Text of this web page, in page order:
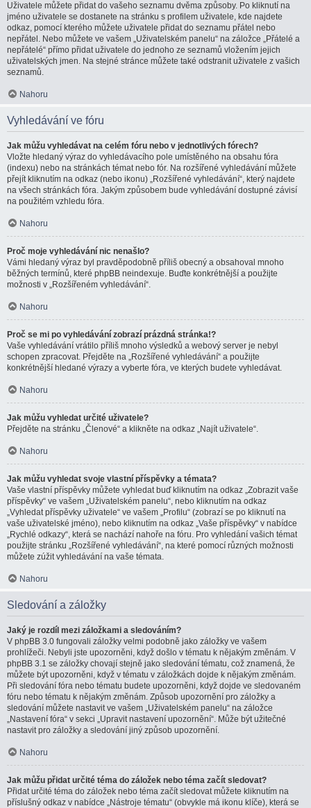
Uživatele můžete přidat do vašeho seznamu dvěma způsoby. Po kliknutí na
jméno uživatele se dostanete na stránku s profilem uživatele, kde najdete
odkaz, pomocí kterého můžete uživatele přidat do seznamu přátel nebo
nepřátel. Nebo můžete ve vašem „Uživatelském panelu“ na záložce „Přátelé a
nepřátelé“ přímo přidat uživatele do jednoho ze seznamů vložením jejich
uživatelských jmen. Na stejné stránce můžete také odstranit uživatele z vašich
seznamů.
Nahoru
Vyhledávání ve fóru
Jak můžu vyhledávat na celém fóru nebo v jednotlivých fórech?
Vložte hledaný výraz do vyhledávacího pole umístěného na obsahu fóra
(indexu) nebo na stránkách témat nebo fór. Na rozšířené vyhledávání můžete
přejít kliknutím na odkaz (nebo ikonu) „Rozšířené vyhledávání“, který najdete
na všech stránkách fóra. Jakým způsobem bude vyhledávání dostupné závisí
na použitém vzhledu fóra.
Nahoru
Proč moje vyhledávání nic nenašlo?
Vámi hledaný výraz byl pravděpodobně příliš obecný a obsahoval mnoho
běžných termínů, které phpBB neindexuje. Buďte konkrétnější a použijte
možnosti v „Rozšířeném vyhledávání“.
Nahoru
Proč se mi po vyhledávání zobrazí prázdná stránka!?
Vaše vyhledávání vrátilo příliš mnoho výsledků a webový server je nebyl
schopen zpracovat. Přejděte na „Rozšířené vyhledávání“ a použijte
konkrétnější hledané výrazy a vyberte fóra, ve kterých budete vyhledávat.
Nahoru
Jak můžu vyhledat určité uživatele?
Přejděte na stránku „Členové“ a klikněte na odkaz „Najít uživatele“.
Nahoru
Jak můžu vyhledat svoje vlastní příspěvky a témata?
Vaše vlastní příspěvky můžete vyhledat buď kliknutím na odkaz „Zobrazit vaše
příspěvky“ ve vašem „Uživatelském panelu“, nebo kliknutím na odkaz
„Vyhledat příspěvky uživatele“ ve vašem „Profilu“ (zobrazí se po kliknutí na
vaše uživatelské jméno), nebo kliknutím na odkaz „Vaše příspěvky“ v nabídce
„Rychlé odkazy“, která se nachází nahoře na fóru. Pro vyhledání vašich témat
použijte stránku „Rozšířené vyhledávání“, na které pomocí různých možnosti
můžete zúžit vyhledávání na vaše témata.
Nahoru
Sledování a záložky
Jaký je rozdíl mezi záložkami a sledováním?
V phpBB 3.0 fungovali záložky velmi podobně jako záložky ve vašem
prohlížeči. Nebyli jste upozorněni, když došlo v tématu k nějakým změnám. V
phpBB 3.1 se záložky chovají stejně jako sledování tématu, což znamená, že
můžete být upozorněni, když v tématu v záložkách dojde k nějakým změnám.
Při sledování fóra nebo tématu budete upozorněni, když dojde ve sledovaném
fóru nebo tématu k nějakým změnám. Způsob upozornění pro záložky a
sledování můžete nastavit ve vašem „Uživatelském panelu“ na záložce
„Nastavení fóra“ v sekci „Upravit nastavení upozornění“. Může být užitečné
nastavit pro záložky a sledování jiný způsob upozornění.
Nahoru
Jak můžu přidat určité téma do záložek nebo téma začít sledovat?
Přidat určité téma do záložek nebo téma začít sledovat můžete kliknutím na
příslušný odkaz v nabídce „Nástroje tématu“ (obvykle má ikonu klíče), která se